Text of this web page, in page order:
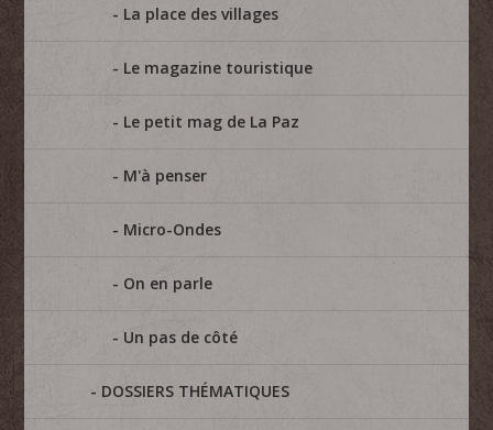
La place des villages
Le magazine touristique
Le petit mag de La Paz
M'à penser
Micro-Ondes
On en parle
Un pas de côté
DOSSIERS THÉMATIQUES